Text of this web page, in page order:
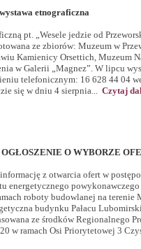
etnograficzna
pt. „Wesele jedzie od
ze zbiorów: Muzeum w
Kamienicy Orsettich, Muzeum
w Galerii „Magnez”. W lipcu
telefonicznym: 16 628 44 04
się w dniu 4 sierpnia... Czytaj
O WYBORZE
z otwarcia ofert w
energetycznego
roboty budowlanej na terenie
budynku Pałacu
ze środków Regionalnego
w ramach Osi Priorytetowej 3